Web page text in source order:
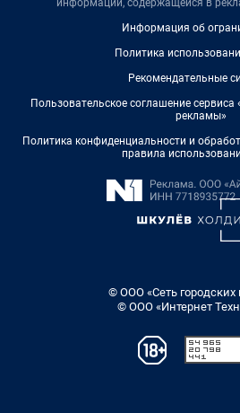
информации, содержащейся в
Информация об
Политика
Рекомендательные
Пользовательское соглашение
рекламы»
Политика конфиденциальности и
правила
© ООО «Сеть городских
© ООО «Интернет